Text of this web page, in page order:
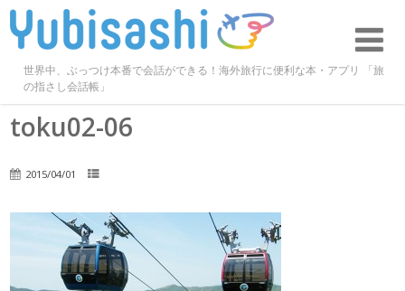
世界中、ぶっつけ本番で会話ができる！海外旅行に便利な本・アプリ 「旅
の指さし会話帳」
toku02-06
2015/04/01